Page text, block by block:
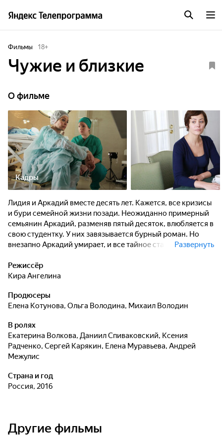
Фильмы 18+
Чужие и близкие
О фильме
Кадры
Лидия и Аркадий вместе десять лет. Кажется, все кризисы
и бури семейной жизни позади. Неожиданно примерный
семьянин Аркадий, разменяв пятый десяток, влюбляется в
свою студентку. У них завязывается бурный роман. Но
внезапно Аркадий умирает, и все тайное становится
мужа. Девушка беременна и хочет избавиться от ребенка.
У Лидии нет детей, так как она страдает бесплодием.
необдуманного шага и берется опекать ее...
Развернуть
Режиссёр
Кира Ангелина
Продюсеры
Елена Котунова, Ольга Володина, Михаил Володин
В ролях
Екатерина Волкова, Даниил Спиваковский, Ксения
Радченко, Сергей Карякин, Елена Муравьева, Андрей
Межулис
Страна и год
Россия, 2016
Другие фильмы